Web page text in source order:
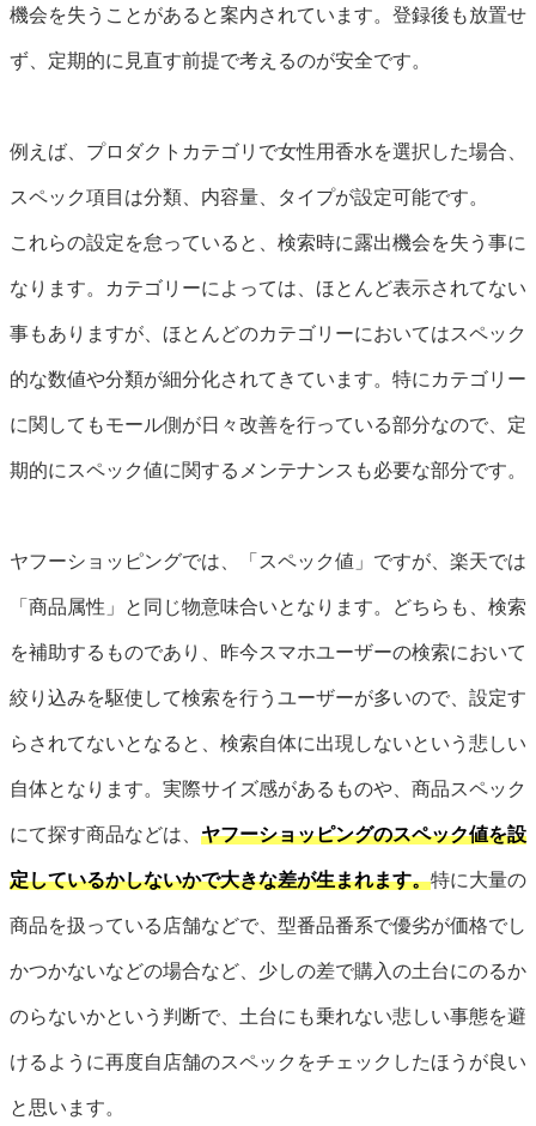
機会を失うことがあると案内されています。登録後も放置せ
ず、定期的に見直す前提で考えるのが安全です。
例えば、プロダクトカテゴリで女性用香水を選択した場合、
スペック項目は分類、内容量、タイプが設定可能です。
これらの設定を怠っていると、検索時に露出機会を失う事に
なります。カテゴリーによっては、ほとんど表示されてない
事もありますが、ほとんどのカテゴリーにおいてはスペック
的な数値や分類が細分化されてきています。特にカテゴリー
に関してもモール側が日々改善を行っている部分なので、定
期的にスペック値に関するメンテナンスも必要な部分です。
ヤフーショッピングでは、「スペック値」ですが、楽天では
「商品属性」と同じ物意味合いとなります。どちらも、検索
を補助するものであり、昨今スマホユーザーの検索において
絞り込みを駆使して検索を行うユーザーが多いので、設定す
らされてないとなると、検索自体に出現しないという悲しい
自体となります。実際サイズ感があるものや、商品スペック
にて探す商品などは、 ヤフーショッピングのスペック値を設
定しているかしないかで大きな差が生まれます。特に大量の
商品を扱っている店舗などで、型番品番系で優劣が価格でし
かつかないなどの場合など、少しの差で購入の土台にのるか
のらないかという判断で、土台にも乗れない悲しい事態を避
けるように再度自店舗のスペックをチェックしたほうが良い
と思います。